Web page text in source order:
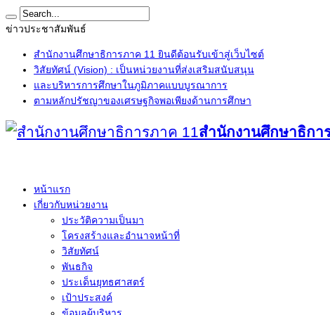
ข่าวประชาสัมพันธ์
สำนักงานศึกษาธิการภาค 11 ยินดีต้อนรับเข้าสู่เว็บไซต์
วิสัยทัศน์ (Vision) : เป็นหน่วยงานที่ส่งเสริมสนับสนุน
และบริหารการศึกษาในภูมิภาคแบบบูรณาการ
ตามหลักปรัชญาของเศรษฐกิจพอเพียงด้านการศึกษา
สำนักงานศึกษาธิกา
หน้าแรก
เกี่ยวกับหน่วยงาน
ประวัติความเป็นมา
โครงสร้างและอำนาจหน้าที่
วิสัยทัศน์
พันธกิจ
ประเด็นยุทธศาสตร์
เป้าประสงค์